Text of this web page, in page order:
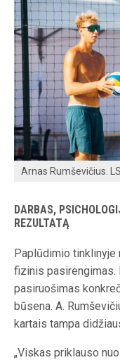
Arnas Rumševičius.
DARBAS,
REZULTATĄ
Paplūdimio tinklinyje
fizinis pasirengimas.
pasiruošimas
būsena. A.
kartais tampa
„Viskas priklauso